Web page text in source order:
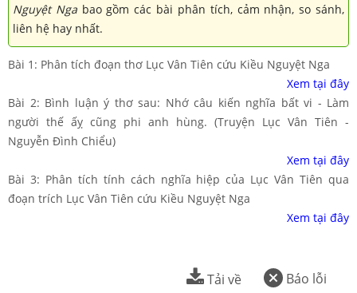
Nguyệt Ngabao gồm các bài phân tích, cảm nhận, so sánh,
liên hệ hay nhất.
Bài 1: Phân tích đoạn thơ Lục Vân Tiên cứu Kiều Nguyệt Nga
Xem tại đây
Bài 2: Bình luận ý thơ sau: Nhớ câu kiến nghĩa bất vi - Làm
người thế ấỵ cũng phi anh hùng. (Truyện Lục Vân Tiên -
Nguyễn Đình Chiểu)
Xem tại đây
Bài 3: Phân tích tính cách nghĩa hiệp của Lục Vân Tiên qua
đoạn trích Lục Vân Tiên cứu Kiều Nguyệt Nga
Xem tại đây
Báo lỗi
Tải về